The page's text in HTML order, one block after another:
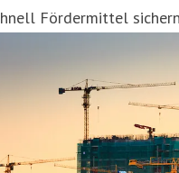
Fördermittel